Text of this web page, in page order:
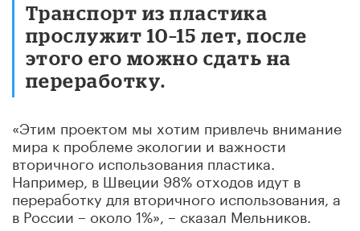
Транспорт из пластика
прослужит 10–15 лет, после
этого его можно сдать на
переработку.
«Этим проектом мы хотим привлечь внимание
мира к проблеме экологии и важности
вторичного использования пластика.
Например, в Швеции 98% отходов идут в
переработку для вторичного использования, а
в России – около 1%», – сказал Мельников.